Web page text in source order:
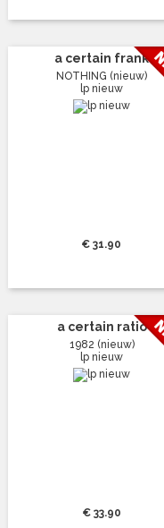
a certain frank
NOTHING (nieuw)
lp nieuw
€ 31.90
a certain ratio
1982 (nieuw)
lp nieuw
€ 33.90